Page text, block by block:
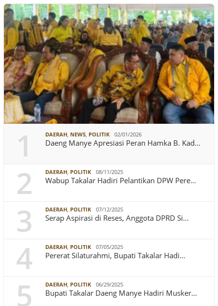
1 DAERAH NEWS POLITIK 02/01/2026
Daeng Manye Apresiasi Peran Hamka B. Kad…
2 DAERAH POLITIK 08/11/2025
Wabup Takalar Hadiri Pelantikan DPW Pere…
3 DAERAH POLITIK 07/12/2025
Serap Aspirasi di Reses, Anggota DPRD Si…
4 DAERAH POLITIK 07/05/2025
Pererat Silaturahmi, Bupati Takalar Hadi…
5 DAERAH POLITIK 06/29/2025
Bupati Takalar Daeng Manye Hadiri Musker…